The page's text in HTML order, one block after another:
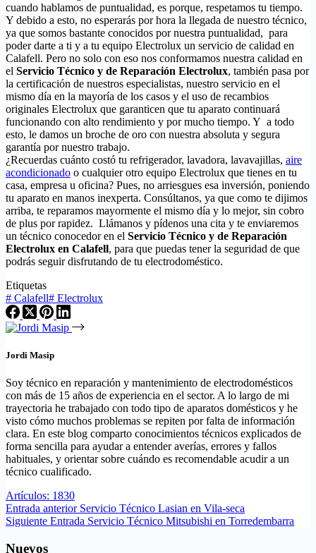
cuando hablamos de puntualidad, es porque, respetamos tu tiempo.
Y debido a esto, no esperarás por hora la llegada de nuestro técnico,
ya que somos bastante conocidos por nuestra puntualidad, para
poder darte a ti y a tu equipo Electrolux un servicio de calidad en
Calafell. Pero no solo con eso nos conformamos nuestra calidad en
el Servicio Técnico y de Reparación Electrolux, también pasa por
la certificación de nuestros especialistas, nuestro servicio en el
mismo día en la mayoría de los casos y el uso de recambios
originales Electrolux que garanticen que tu aparato continuará
funcionando con alto rendimiento y por mucho tiempo. Y a todo
esto, le damos un broche de oro con nuestra absoluta y segura
garantía por nuestro trabajo.
¿Recuerdas cuánto costó tu refrigerador, lavadora, lavavajillas, aire
acondicionado o cualquier otro equipo Electrolux que tienes en tu
casa, empresa u oficina? Pues, no arriesgues esa inversión, poniendo
tu aparato en manos inexperta. Consúltanos, ya que como te dijimos
arriba, te reparamos mayormente el mismo día y lo mejor, sin cobro
de plus por rapidez. Llámanos y pídenos una cita y te enviaremos
un técnico conocedor en el Servicio Técnico y de Reparación
Electrolux en Calafell, para que puedas tener la seguridad de que
podrás seguir disfrutando de tu electrodoméstico.
Etiquetas
# Calafell# Electrolux
Jordi Masip
Soy técnico en reparación y mantenimiento de electrodomésticos
con más de 15 años de experiencia en el sector. A lo largo de mi
trayectoria he trabajado con todo tipo de aparatos domésticos y he
visto cómo muchos problemas se repiten por falta de información
clara. En este blog comparto conocimientos técnicos explicados de
forma sencilla para ayudar a entender averías, errores y fallos
habituales, y orientar sobre cuándo es recomendable acudir a un
técnico cualificado.
Artículos: 1830
Entrada anterior Servicio Técnico Lasian en Vila-seca
Siguiente Entrada Servicio Técnico Mitsubishi en Torredembarra
Nuevos